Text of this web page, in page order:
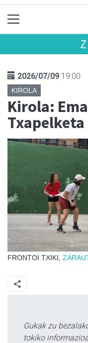
2026/07/09 19:00
KIROLA
Kirola:
Txapelketa
FRONTOI TXIKI,
Gukak zu
tokiko